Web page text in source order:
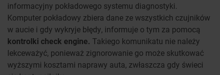
informacyjny pokładowego systemu diagnostyki.
Komputer pokładowy zbiera dane ze wszystkich czujników
w aucie i gdy wykryje błędy, informuje o tym za pomocą
kontrolki check engine. Takiego komunikatu nie należy
lekceważyć, ponieważ zignorowanie go może skutkować
wyższymi kosztami naprawy auta, zwłaszcza gdy świeci